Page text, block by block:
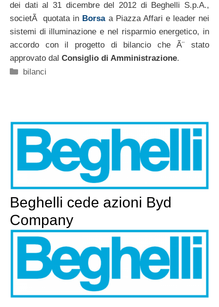
dei dati al 31 dicembre del 2012 di Beghelli S.p.A.,
societÃ quotata in Borsaa Piazza Affari e leader nei
sistemi di illuminazione e nel risparmio energetico, in
accordo con il progetto di bilancio che Ã¨ stato
approvato dal Consiglio di Amministrazione.
Categorie
bilanci
Beghelli cede azioni Byd
Company